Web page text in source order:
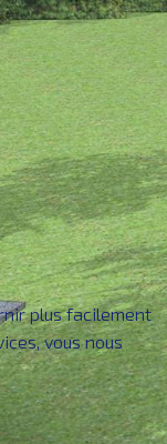
plus facilement
vous nous